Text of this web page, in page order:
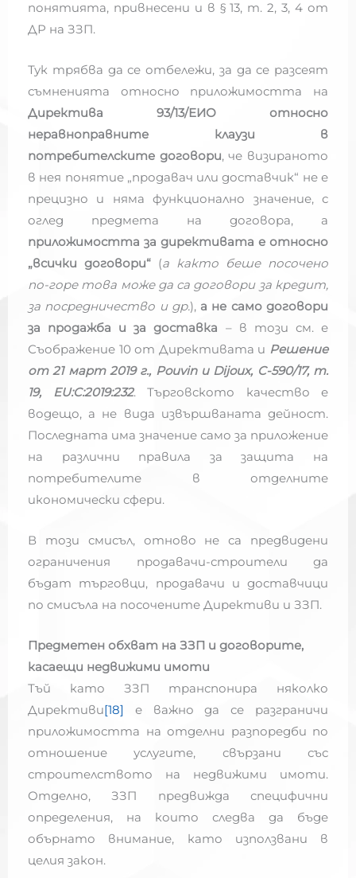
понятията, привнесени и в § 13, т. 2, 3, 4 от
ДР на ЗЗП.
Тук трябва да се отбележи, за да се разсеят
съмненията относно приложимостта на
Директива 93/13/ЕИО относно
неравноправните клаузи в
потребителските договори, че визираното
в нея понятие „продавач или доставчик“ не е
прецизно и няма функционално значение, с
оглед предмета на договора, а
приложимостта за директивата е относно
„всички договори“ (а както беше посочено
по-горе това може да са договори за кредит,
за посредничество и др.), а не само договори
за продажба и за доставка – в този см. е
Съображение 10 от Директивата и Решение
от 21 март 2019 г., Pouvin и Dijoux, C-590/17, т.
19, EU:C:2019:232. Търговското качество е
водещо, а не вида извършваната дейност.
Последната има значение само за приложение
на различни правила за защита на
потребителите в отделните
икономически сфери.
В този смисъл, отново не са предвидени
ограничения продавачи-строители да
бъдат търговци, продавачи и доставчици
по смисъла на посочените Директиви и ЗЗП.
Предметен обхват на ЗЗП и договорите,
касаещи недвижими имоти
Тъй като ЗЗП транспонира няколко
Директиви[18]
е важно да се разграничи
приложимостта на отделни разпоредби по
отношение услугите, свързани със
строителството на недвижими имоти.
Отделно, ЗЗП предвижда специфични
определения, на които следва да бъде
обърнато внимание, като използвани в
целия закон.